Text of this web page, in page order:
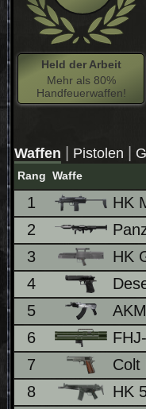
Held der Arbeit
Mehr als 80%
Handfeuerwaffen!
Waffen | Pistolen |
Rang Waffe
1 HK
2
3
HK
4
5
6
7
Colt
8
HK